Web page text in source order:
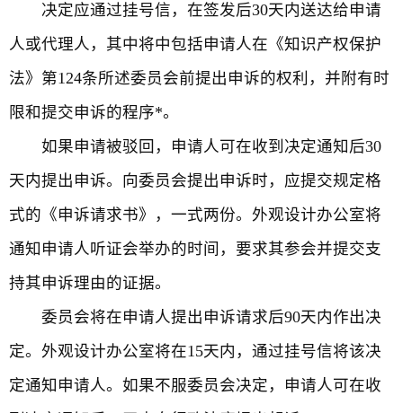
决定应通过挂号信，在签发后30天内送达给申请
人或代理人，其中将中包括申请人在《知识产权保护
法》第124条所述委员会前提出申诉的权利，并附有时
限和提交申诉的程序*。
如果申请被驳回，申请人可在收到决定通知后30
天内提出申诉。向委员会提出申诉时，应提交规定格
式的《申诉请求书》，一式两份。外观设计办公室将
通知申请人听证会举办的时间，要求其参会并提交支
持其申诉理由的证据。
委员会将在申请人提出申诉请求后90天内作出决
定。外观设计办公室将在15天内，通过挂号信将该决
定通知申请人。如果不服委员会决定，申请人可在收